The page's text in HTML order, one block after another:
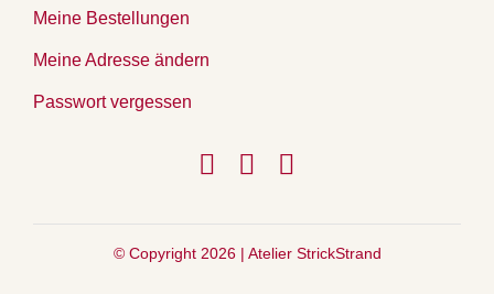
Meine Bestellungen
Meine Adresse ändern
Passwort vergessen
© Copyright 2026 | Atelier StrickStrand